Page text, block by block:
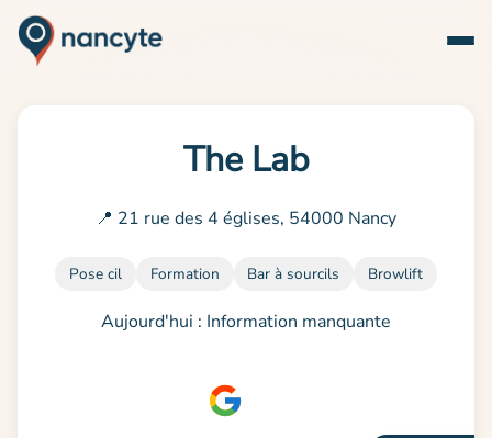
The Lab
📍 21 rue des 4 églises, 54000 Nancy
Pose cil Formation Bar à sourcils Browlift
Aujourd'hui : Information manquante